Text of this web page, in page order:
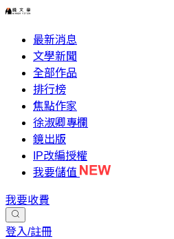
最新消息
文學新聞
全部作品
排行榜
焦點作家
徐淑卿專欄
鏡出版
IP改編授權
我要儲值
我要收費
登入/註冊